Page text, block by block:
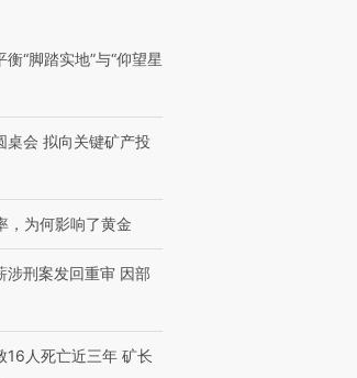
“脚踏实地”与“仰望星
桌会 拟向关键矿产投
，为何影响了黄金
涉刑案发回重审 因部
16人死亡近三年 矿长